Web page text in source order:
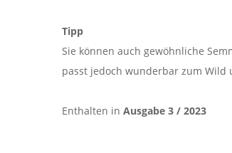
Tipp
Sie können auch gewöhnliche
passt jedoch wunderbar zum Wild
Enthalten in Ausgabe 3 / 2023